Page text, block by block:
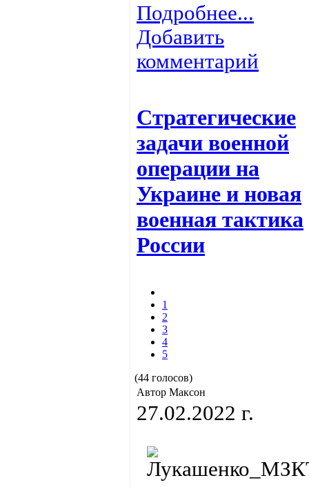
Подробнее...
Добавить
комментарий
Стратегические
задачи военной
операции на
Украине и новая
военная тактика
России
1
2
3
4
5
(44 голосов)
Автор Максон
27.02.2022 г.